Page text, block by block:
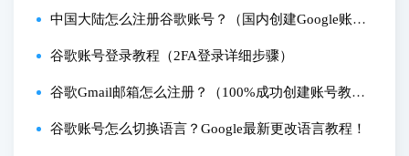
查询法！
中国大陆怎么注册谷歌账号？（国内创建Google账号
详细教程）
谷歌账号登录教程（2FA登录详细步骤）
谷歌Gmail邮箱怎么注册？（100%成功创建账号教
程）
谷歌账号怎么切换语言？Google最新更改语言教程！